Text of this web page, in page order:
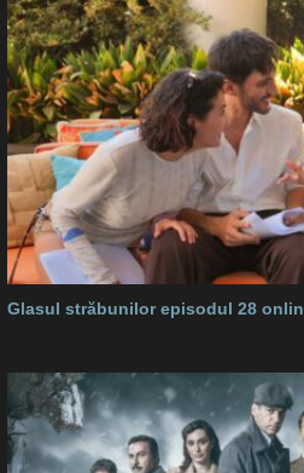
Glasul străbunilor episodul 28